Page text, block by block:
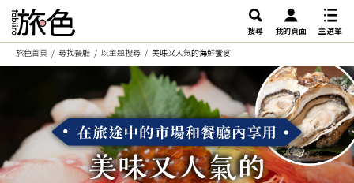
搜尋 我的頁面
主選單
旅色首頁
尋找餐廳 以主題搜尋 美味又人氣的海鮮饗宴